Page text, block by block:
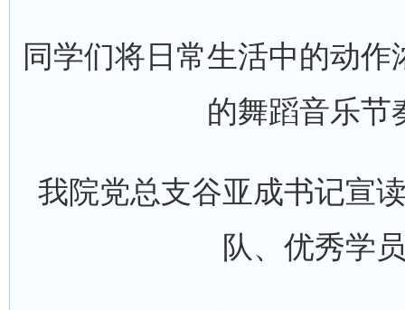
同学们将日常生活中的动
的舞蹈音乐节
我院党总支谷亚成书记宣
队、优秀学